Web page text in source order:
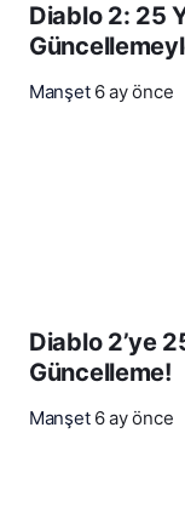
Diablo 2: 25
Manşet 6 ay önce
Diablo 2’ye
Güncelleme!
Manşet 6 ay önce